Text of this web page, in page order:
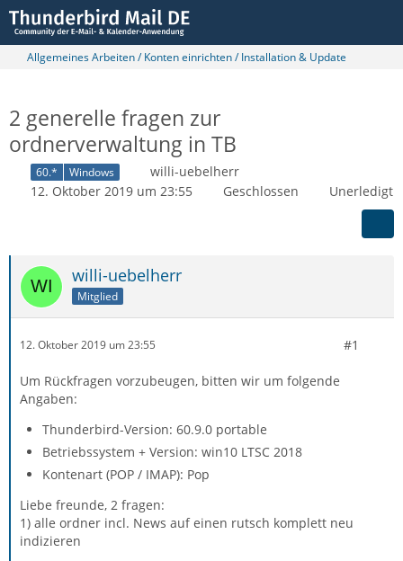
Allgemeines Arbeiten / Konten einrichten / Installation & Update
2 generelle fragen zur
ordnerverwaltung in TB
60.* Windows
willi-uebelherr
12. Oktober 2019 um 23:55
Geschlossen Unerledigt
willi-uebelherr
Mitglied
12. Oktober 2019 um 23:55 #1
Um Rückfragen vorzubeugen, bitten wir um folgende
Angaben:
Thunderbird-Version: 60.9.0 portable
Betriebssystem + Version: win10 LTSC 2018
Kontenart (POP / IMAP): Pop
Liebe freunde, 2 fragen:
1) alle ordner incl. News auf einen rutsch komplett neu
indizieren